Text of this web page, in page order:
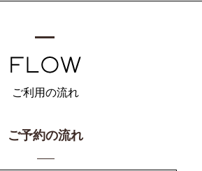
ご利用の流れ
ご予約の流れ